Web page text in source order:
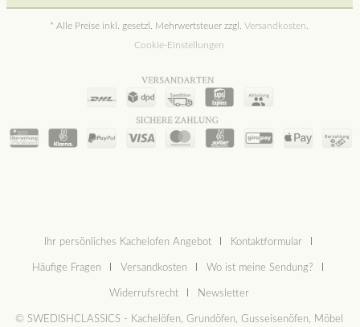
* Alle Preise inkl. gesetzl. Mehrwertsteuer zzgl.Versandkosten
Cookie-Einstellungen
Ihr persönliches Kachelofen Angebot Kontaktformular
Häufige Fragen Versandkosten Wo ist meine Sendung?
Widerrufsrecht Newsletter
© SWEDISHCLASSICS - Kachelöfen, Grundöfen, Gusseisenöfen, Möbel